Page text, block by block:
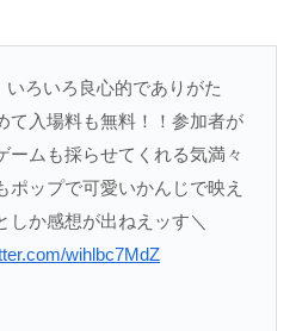
いろいろ良心的でありがた
て入場料も無料！！参加者が
ームも採らせてくれる気満々
ポップで可愛いかんじで映え
しか感想が出ねえッす＼
wihlbc7MdZ